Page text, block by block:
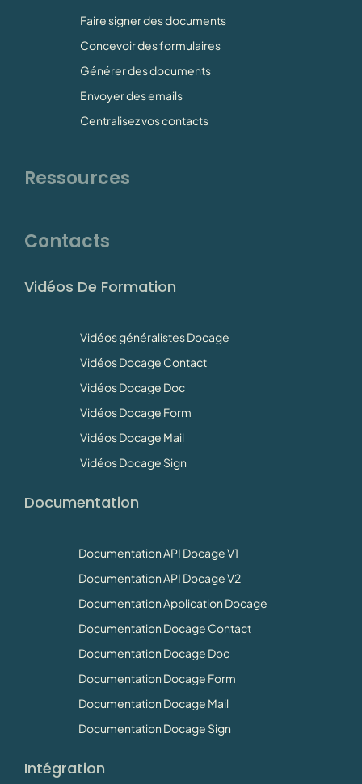
Faire signer des documents
Concevoir des formulaires
Générer des documents
Envoyer des emails
Centralisez vos contacts
Ressources
Contacts
Vidéos De Formation
Vidéos généralistes Docage
Vidéos Docage Contact
Vidéos Docage Doc
Vidéos Docage Form
Vidéos Docage Mail
Vidéos Docage Sign
Documentation
Documentation API Docage V1
Documentation API Docage V2
Documentation Application Docage
Documentation Docage Contact
Documentation Docage Doc
Documentation Docage Form
Documentation Docage Mail
Documentation Docage Sign
Intégration